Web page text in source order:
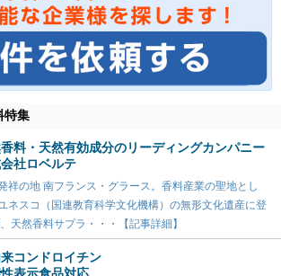
特集
料・天然有効成分のリーディングカンパニー
社ロベルテ
祥の地 南フランス・グラース。香料産業の聖地とし
ネスコ（国連教育科学文化機構）の無形文化遺産に登
天然香料サプラ・・・【記事詳細】
コンドロイチン